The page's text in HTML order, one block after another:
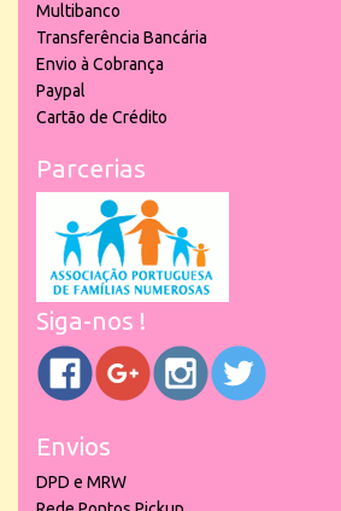
Multibanco
Transferência Bancária
Envio à Cobrança
Paypal
Cartão de Crédito
Parcerias
Siga-nos !
Envios
DPD e MRW